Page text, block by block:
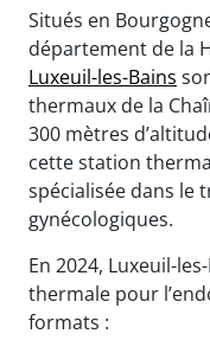
Situés en
département de la
Luxeuil-les-Bains
thermaux de la
300 mètres
cette station
spécialisée dans le
gynécologiques.
En 2024, Luxeuil-
thermale pour
formats :